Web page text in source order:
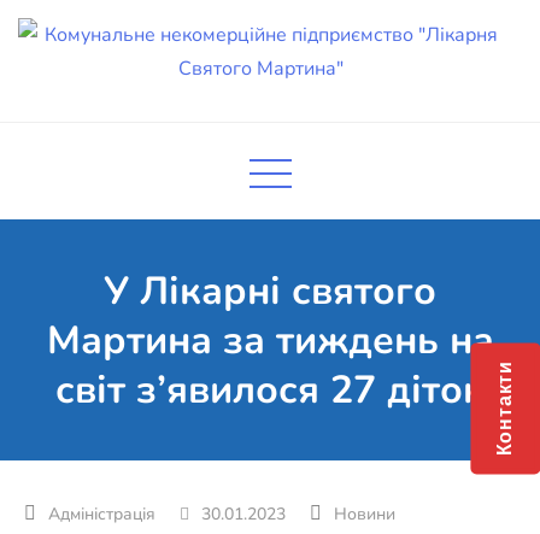
Skip
підприємство "Лікарня Святого
У Лікарні святого
Мартина за тиждень на
світ з’явилося 27 діток
30.01.2023 Новини
Контакти